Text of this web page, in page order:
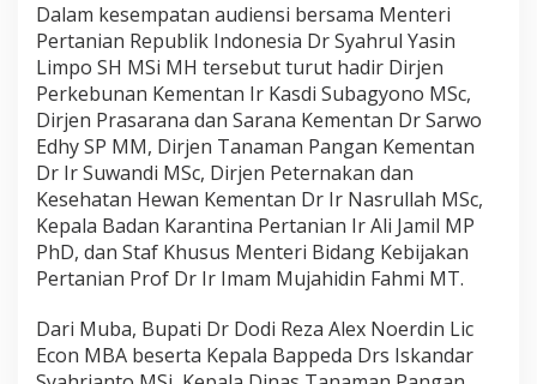
Dalam kesempatan audiensi bersama Menteri
Pertanian Republik Indonesia Dr Syahrul Yasin
Limpo SH MSi MH tersebut turut hadir Dirjen
Perkebunan Kementan Ir Kasdi Subagyono MSc,
Dirjen Prasarana dan Sarana Kementan Dr Sarwo
Edhy SP MM, Dirjen Tanaman Pangan Kementan
Dr Ir Suwandi MSc, Dirjen Peternakan dan
Kesehatan Hewan Kementan Dr Ir Nasrullah MSc,
Kepala Badan Karantina Pertanian Ir Ali Jamil MP
PhD, dan Staf Khusus Menteri Bidang Kebijakan
Pertanian Prof Dr Ir Imam Mujahidin Fahmi MT.
Dari Muba, Bupati Dr Dodi Reza Alex Noerdin Lic
Econ MBA beserta Kepala Bappeda Drs Iskandar